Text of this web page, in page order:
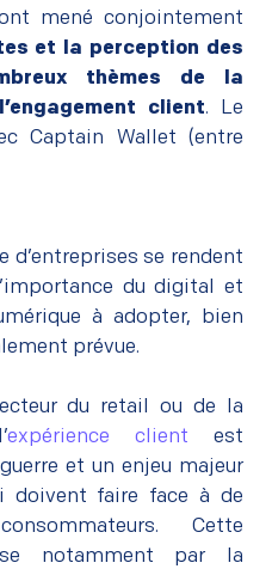
mené conjointement
et la perception des
thèmes de la
client. Le
Captain Wallet (entre
d’entreprises se rendent
du digital et
à adopter, bien
prévue.
du retail ou de la
expérience client est
et un enjeu majeur
doivent faire face à de
Cette
notamment par la